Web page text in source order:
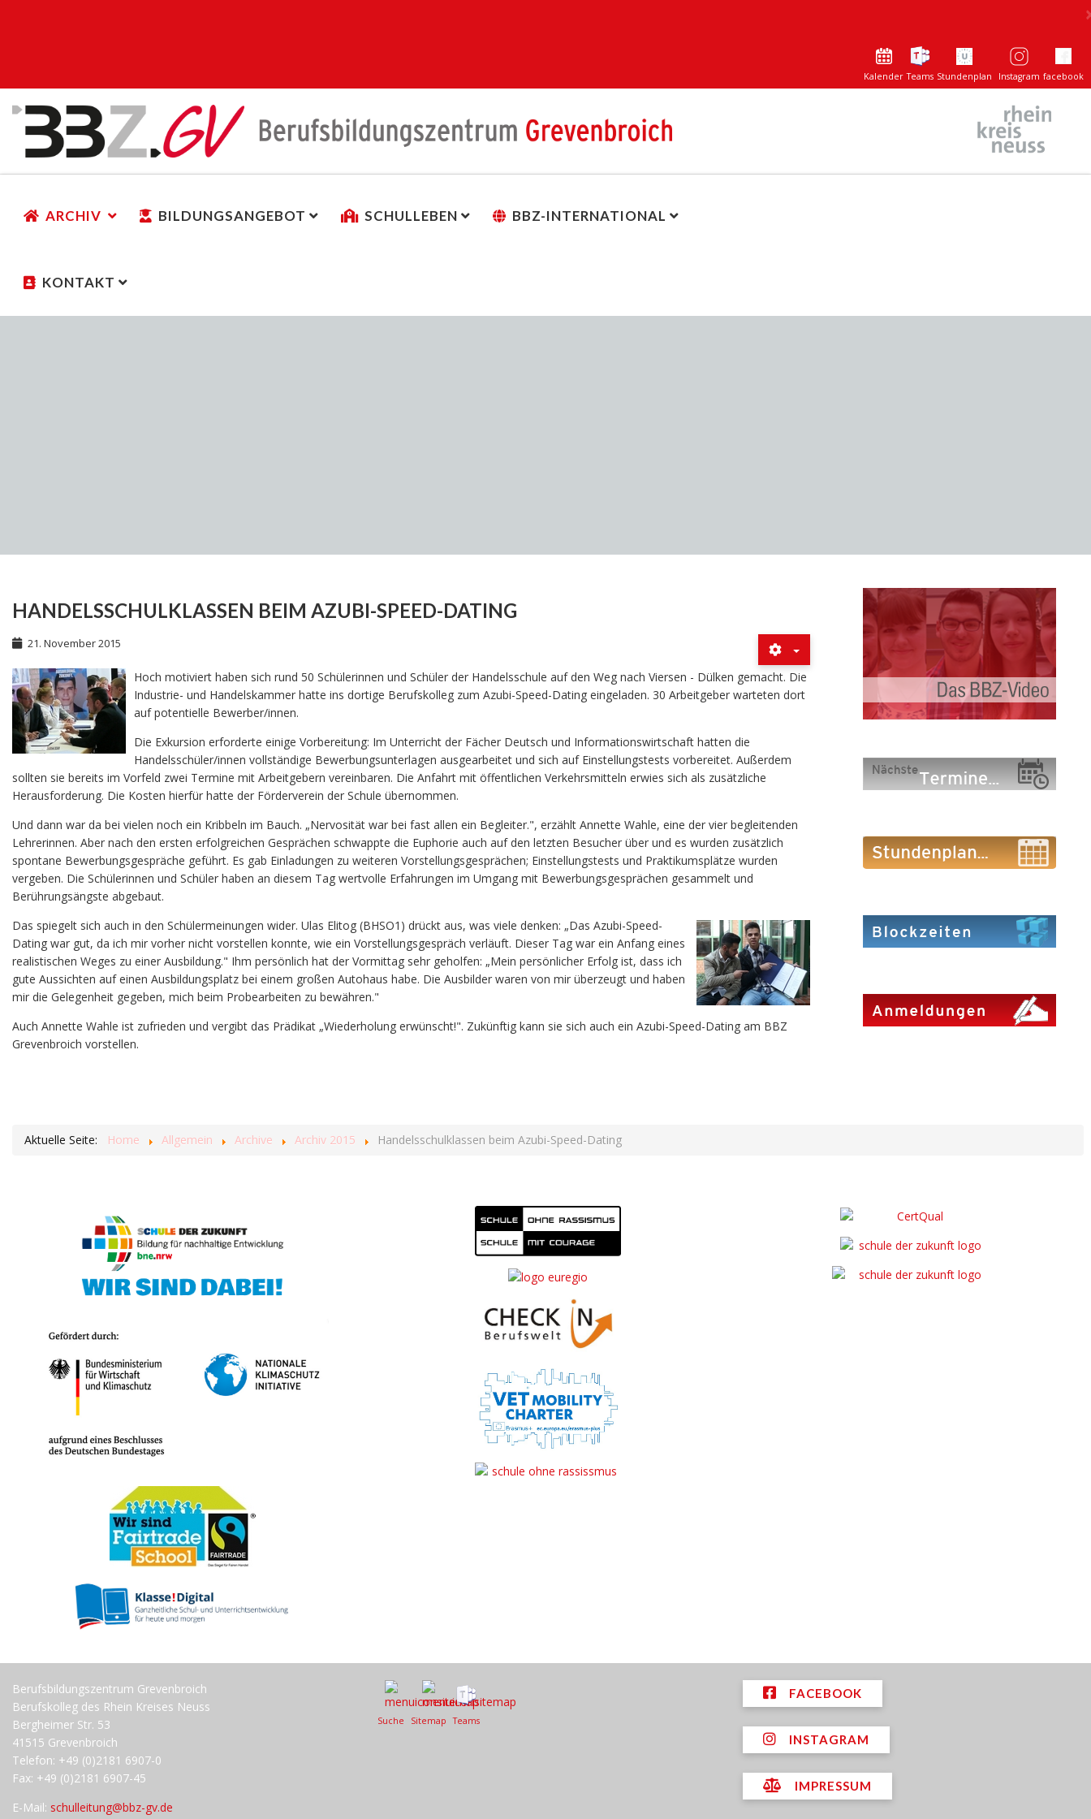
Kalender Teams Stundenplan Instagram facebook
ARCHIV BILDUNGSANGEBOT SCHULLEBEN BBZ-INTERNATIONAL
KONTAKT
HANDELSSCHULKLASSEN BEIM AZUBI-SPEED-DATING
21. November 2015
Hoch motiviert haben sich rund 50 Schülerinnen und Schüler der Handelsschule auf den Weg nach Viersen - Dülken gemacht. Die
Industrie- und Handelskammer hatte ins dortige Berufskolleg zum Azubi-Speed-Dating eingeladen. 30 Arbeitgeber warteten dort
auf potentielle Bewerber/innen.
Die Exkursion erforderte einige Vorbereitung: Im Unterricht der Fächer Deutsch und Informationswirtschaft hatten die
Handelsschüler/innen vollständige Bewerbungsunterlagen ausgearbeitet und sich auf Einstellungstests vorbereitet. Außerdem
sollten sie bereits im Vorfeld zwei Termine mit Arbeitgebern vereinbaren. Die Anfahrt mit öffentlichen Verkehrsmitteln erwies sich als zusätzliche
Herausforderung. Die Kosten hierfür hatte der Förderverein der Schule übernommen.
Und dann war da bei vielen noch ein Kribbeln im Bauch. „Nervosität war bei fast allen ein Begleiter.", erzählt Annette Wahle, eine der vier begleitenden
Lehrerinnen. Aber nach den ersten erfolgreichen Gesprächen schwappte die Euphorie auch auf den letzten Besucher über und es wurden zusätzlich
spontane Bewerbungsgespräche geführt. Es gab Einladungen zu weiteren Vorstellungsgesprächen; Einstellungstests und Praktikumsplätze wurden
vergeben. Die Schülerinnen und Schüler haben an diesem Tag wertvolle Erfahrungen im Umgang mit Bewerbungsgesprächen gesammelt und
Berührungsängste abgebaut.
Das spiegelt sich auch in den Schülermeinungen wider. Ulas Elitog (BHSO1) drückt aus, was viele denken: „Das Azubi-Speed-
Dating war gut, da ich mir vorher nicht vorstellen konnte, wie ein Vorstellungsgespräch verläuft. Dieser Tag war ein Anfang eines
realistischen Weges zu einer Ausbildung." Ihm persönlich hat der Vormittag sehr geholfen: „Mein persönlicher Erfolg ist, dass ich
gute Aussichten auf einen Ausbildungsplatz bei einem großen Autohaus habe. Die Ausbilder waren von mir überzeugt und haben
mir die Gelegenheit gegeben, mich beim Probearbeiten zu bewähren."
Auch Annette Wahle ist zufrieden und vergibt das Prädikat „Wiederholung erwünscht!". Zukünftig kann sie sich auch ein Azubi-Speed-Dating am BBZ
Grevenbroich vorstellen.
Aktuelle Seite: Home Allgemein Archive Archiv 2015 Handelsschulklassen beim Azubi-Speed-Dating
Berufsbildungszentrum Grevenbroich
Berufskolleg des Rhein Kreises Neuss
Bergheimer Str. 53
41515 Grevenbroich
Telefon: +49 (0)2181 6907-0
Fax: +49 (0)2181 6907-45
E-Mail: schulleitung@bbz-gv.de
Suche Sitemap Teams
FACEBOOK
INSTAGRAM
IMPRESSUM